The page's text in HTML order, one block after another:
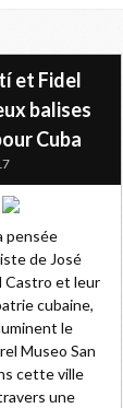
et Fidel
balises
Cuba
pensée
de José
Castro et leur
cubaine,
le
Museo San
cette ville
une